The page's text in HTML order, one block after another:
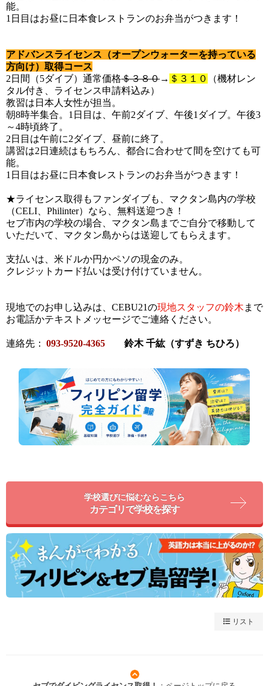
能。
1日目はお昼に日本食レストランのお弁当がつきます！
アドバンスライセンス（オープンウォーターを持っている
方向け）取得コース
2日間（5ダイブ）通常価格＄３８０→ ＄３１０
（機材レン
タル付き
、ライセンス申請料込み）
教習は日本人女性が担当。
朝8時半集合。1日目は、午前2ダイブ、午後1ダイブ。午後3
～4時頃終了。
2日目は午前に2ダイブ、昼前に終了。
講習は2日連続はもちろん、都合に合わせて間を空けても可
能。
1日目はお昼に日本食レストランのお弁当がつきます！
★ライセンス取得もファンダイブも、マクタン島内の学校
（CELI、Philinter）なら
、無料送迎つき！
セブ市内の学校の場合、マクタン島までご自分で移動して
いただいて、マクタン島からは送迎してもらえます。
支払いは、米ドルか円かペソの現金のみ。
クレジットカード払いは受け付けていません。
現地でのお申し込みは、CEBU21の現地スタッフの鈴木 まで
お電話かテキストメッセージでご連絡ください。
連絡先： 093-9520-4365 鈴木 千紘（すずき ちひろ）
学校選びに悩むならこちら
カテゴリで学校を探す
リスト